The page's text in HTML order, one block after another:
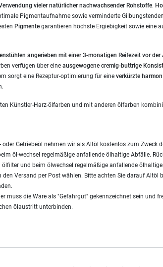
vieler natürlicher nachwachsender Rohstoffe.
Pigmentaufnahme sowie verminderte
Pigmente garantieren höchste Ergiebigkeit sowie eine
angerieben mit einer 3-monatigen Reifezeit vor der
verfügen über eine ausgewogene cremig-buttrige
sorgt eine Rezeptur-optimierung für eine verkürzte
Künstler-Harz-ölfarben und mit anderen ölfarben
Getriebeöl nehmen wir als Altöl kostenlos zum Zweck
öl-wechsel regelmäßige anfallende ölhaltige Abfälle.
und beim ölwechsel regelmäßige anfallende
Versand per Post wählen. Bitte achten Sie darauf Altöl
muss die Ware als "Gefahrgut" gekennzeichnet sein und
ölaustritt unterbinden.